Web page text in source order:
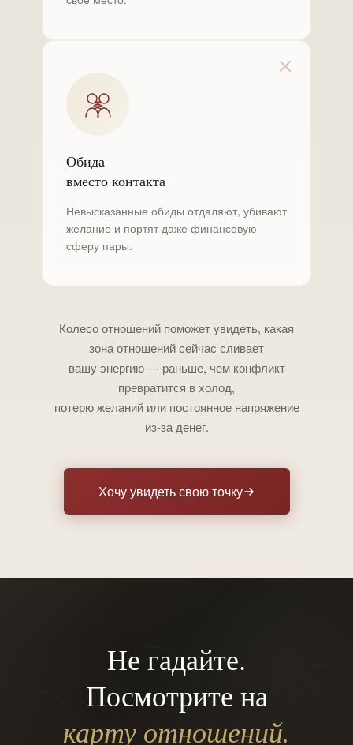
Обида
вместо контакта
Невысказанные обиды отдаляют, убивают
желание и портят даже финансовую
сферу пары.
Колесо отношений поможет увидеть, какая
зона отношений сейчас сливает
вашу энергию — раньше, чем конфликт
превратится в холод,
потерю желаний или постоянное напряжение
из-за денег.
Хочу увидеть свою точку
Не гадайте.
Посмотрите на
карту отношений.